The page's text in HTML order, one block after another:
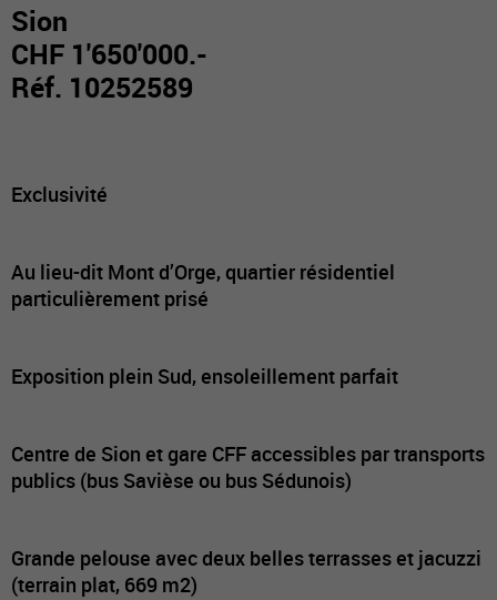
Sion
CHF 1'650'000.-
Réf. 10252589
Exclusivité
Au lieu-dit Mont d’Orge, quartier résidentiel
particulièrement prisé
Exposition plein Sud, ensoleillement parfait
Centre de Sion et gare CFF accessibles par transports
publics (bus Savièse ou bus Sédunois)
Grande pelouse avec deux belles terrasses et jacuzzi
(terrain plat, 669 m2)